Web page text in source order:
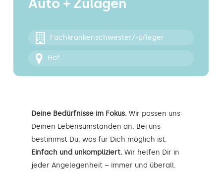
Kontakt
Auto + Zulagen
Fachkrankenschwester/-pfleger
Hof
Deine Bedürfnisse im Fokus. Wir passen uns
Deinen Lebensumständen an. Bei uns
bestimmst Du, was für Dich möglich ist.
Einfach und unkompliziert. Wir helfen Dir in
jeder Angelegenheit – immer und überall.